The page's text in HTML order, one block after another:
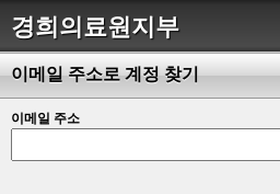
경희의료원지부
이메일 주소로 계정 찾기
이메일 주소